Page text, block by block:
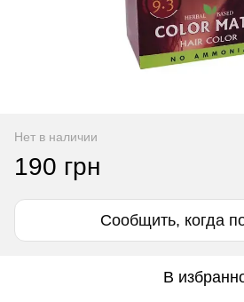
Нет в наличии
190 грн
Сообщить, когда
В